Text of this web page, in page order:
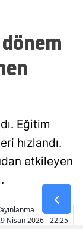
Eğitim
hızlandı.
etkileyen
Nisan 2026 - 22:25